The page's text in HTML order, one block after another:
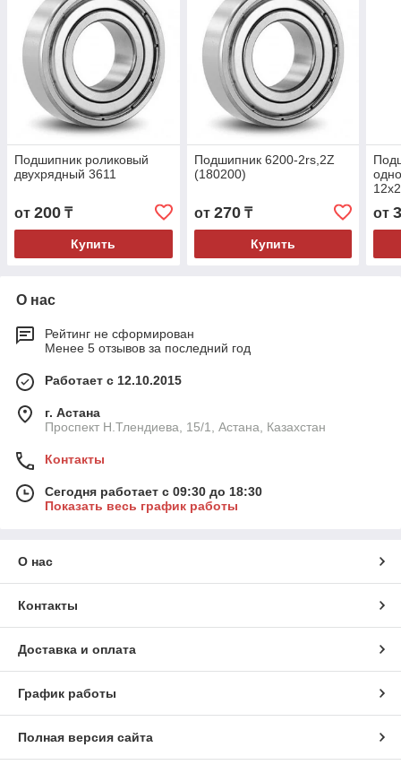
Подшипник роликовый
двухрядный 3611
от 200 ₸
Купить
Подшипник 6200-2rs,2Z
(180200)
от 270₸
Купить
от
О нас
Рейтинг не сформирован
Менее 5 отзывов за последний год
Работает с 12.10.2015
г. Астана
Проспект Н.Тлендиева, 15/1, Астана, Казахстан
Контакты
Сегодня работает с 09:30 до 18:30
Показать весь график работы
О нас
Контакты
Доставка и оплата
График работы
Полная версия сайта